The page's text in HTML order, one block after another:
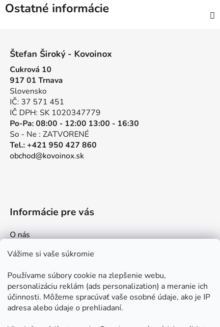
Vážime si vaše súkromie
Používame súbory cookie na zlepšenie webu,
personalizáciu reklám (ads personalization) a meranie ich
účinnosti. Môžeme spracúvať vaše osobné údaje, ako je IP
adresa alebo údaje o prehliadaní.
Ostatné informácie
Štefan Široký - Kovoinox
Cukrová 10
917 01 Trnava
Slovensko
IČ: 37 571 451
IČ DPH: SK 1020347779
Po-Pa: 08:00 - 12:00 13:00 - 16:30
So - Ne : ZATVORENÉ
Tel.: +421 950 427 860
obchod@kovoinox.sk
Informácie pre vás
O nás
Kontakt
Ako nakupovať
Obchodné podmienky
Ochrana osobných údajov
Odstúpenie od zmluvy